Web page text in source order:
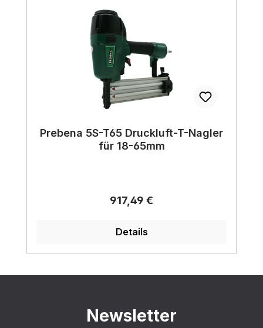
Prebena 5S-T65 Druckluft-T-Nagler
für 18-65mm
Regulärer Preis:
917,49 €
Details
Newsletter